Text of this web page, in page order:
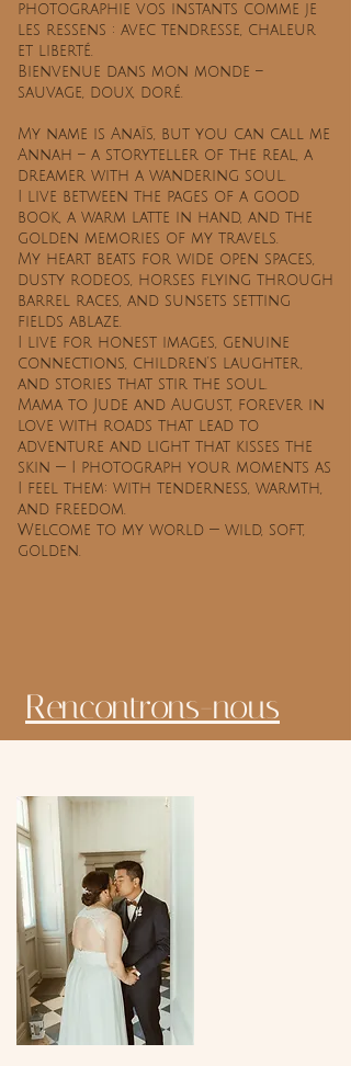
photographie vos instants comme je
les ressens : avec tendresse, chaleur
et liberté.
Bienvenue dans mon monde –
sauvage, doux, doré.
My name is Anaïs, but you can call me
Annah – a storyteller of the real, a
dreamer with a wandering soul.
I live between the pages of a good
book, a warm latte in hand, and the
golden memories of my travels.
My heart beats for wide open spaces,
dusty rodeos, horses flying through
barrel races, and sunsets setting
fields ablaze.
I live for honest images, genuine
connections, children's laughter,
and stories that stir the soul.
Mama to Jude and August, forever in
love with roads that lead to
adventure and light that kisses the
skin — I photograph your moments as
I feel them: with tenderness, warmth,
and freedom.
Welcome to my world — wild, soft,
golden.
Rencontrons-nous